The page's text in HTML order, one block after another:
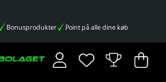
Bonusprodukter Point på alle dine køb
Ønskeliste
Antal på
. .